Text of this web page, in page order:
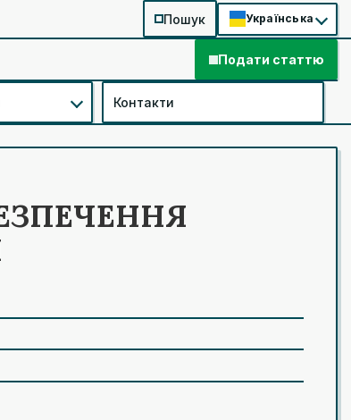
Пошук Українська
Подати статтю
Контакти